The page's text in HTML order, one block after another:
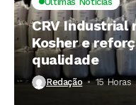
CRV Industrial
Kosher e
qualidade
Redação 15 Horas ⁮